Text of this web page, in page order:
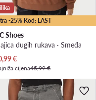
-25% Kod: LAST
Shoes
dugih rukava · Smeđa
cijena
€
cijena45,99 €